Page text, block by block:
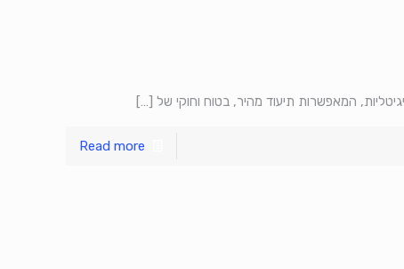
המאפשרות תיעוד מהיר, בטוח וחוקי של […]
Read more